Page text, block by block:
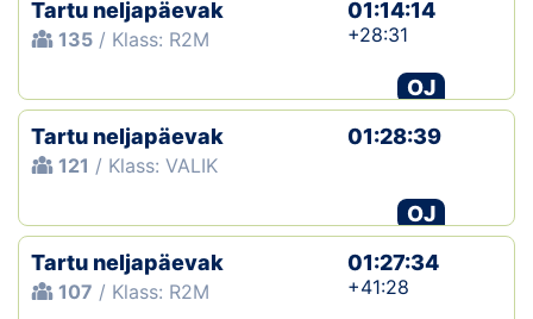
Tartu neljapäevak
135 / Klass: R2M
01:14:14
+28:31
OJ
Tartu neljapäevak
121 / Klass: VALIK
01:28:39
OJ
Tartu neljapäevak
107 / Klass: R2M
01:27:34
+41:28